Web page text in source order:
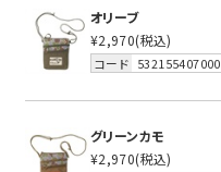
オリーブ
¥2,970(税込)
コード 532155407000
グリーンカモ
¥2,970(税込)